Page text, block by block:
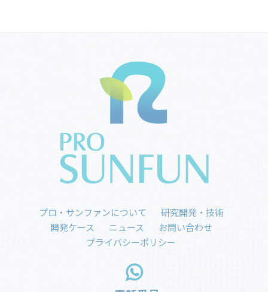
プロ・サンファンについて
研究開発・技術
開発ケース
ニュース
お問い合わせ
プライバシーポリシー